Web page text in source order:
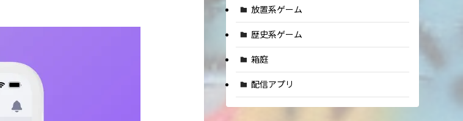
放置系ゲーム
歴史系ゲーム
箱庭
配信アプリ